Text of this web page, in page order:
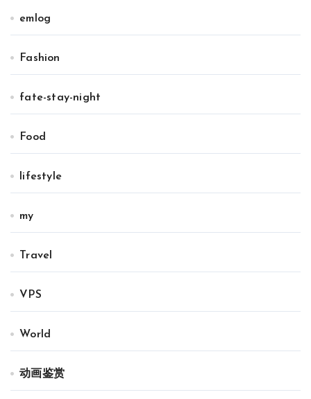
emlog
Fashion
fate-stay-night
Food
lifestyle
my
Travel
VPS
World
动画鉴赏